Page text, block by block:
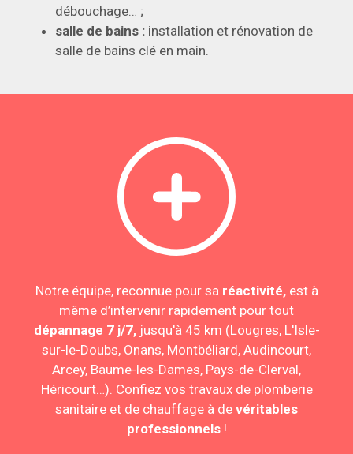
débouchage… ;
salle de bains : installation et rénovation de
salle de bains clé en main.
Notre équipe, reconnue pour sa réactivité,est à
même d’intervenir rapidement pour tout
dépannage 7 j/7,jusqu'à 45 km (Lougres, L'Isle-
sur-le-Doubs, Onans, Montbéliard, Audincourt,
Arcey, Baume-les-Dames, Pays-de-Clerval,
Héricourt…). Confiez vos travaux de plomberie
sanitaire et de chauffage à de véritables
professionnels!